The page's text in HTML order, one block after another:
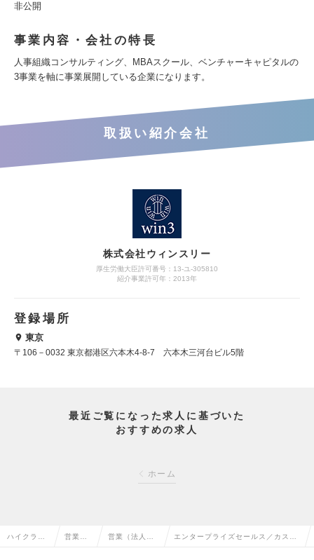
非公開
事業内容・会社の特長
人事組織コンサルティング、MBAスクール、ベンチャーキャピタルの
3事業を軸に事業展開している企業になります。
取扱い紹介会社
株式会社ウィンスリー
厚生労働大臣許可番号：13-ユ-305810
紹介事業許可年：2013年
登録場所
東京
〒106－0032 東京都港区六本木4-8-7 六本木三河台ビル5階
最近ご覧になった求人に基づいた
おすすめの求人
ホーム
ハイクラス 営業系 営業（法人向 エンタープライズセールス／カスタ